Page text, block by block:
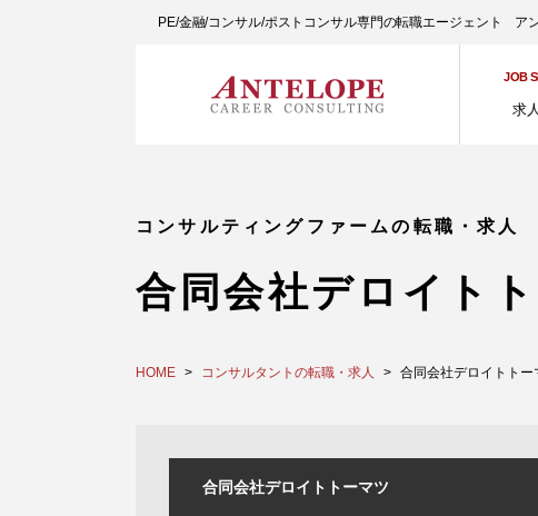
PE/金融/コンサル/ポストコンサル専門の転職エージェント ア
JOB
求
コンサルティングファームの転職・求人
合同会社デロイト
HOME コンサルタントの転職・求人 合同会社デロイトトー
合同会社デロイトトーマツ